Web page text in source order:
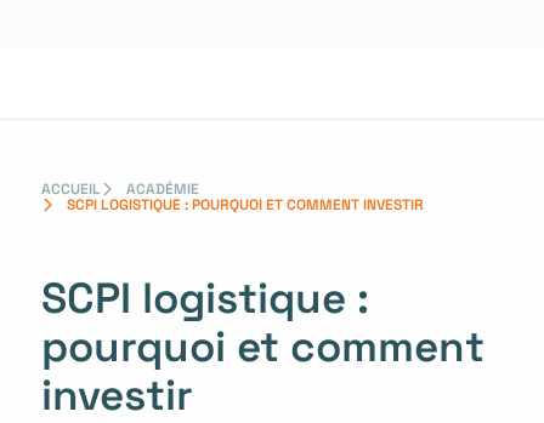
ACCUEIL
ACADÉMIE
SCPI LOGISTIQUE : POURQUOI ET COMMENT INVESTIR
SCPI logistique :
pourquoi et comment
investir